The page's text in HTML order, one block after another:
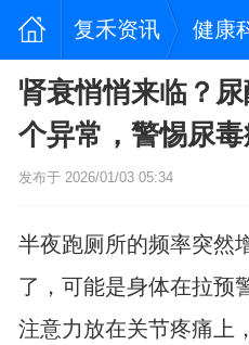
复禾资讯 健康
肾衰悄悄来临？
个异常，警惕尿
发布于 2026/01/03 05:34
半夜跑厕所的频率突然
了，可能是身体在拉预
注意力放在关节疼痛上